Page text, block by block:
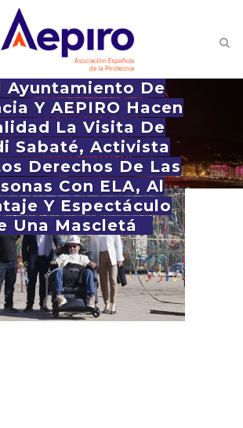
Ayuntamiento De
Y AEPIRO Hacen
La Visita De
Sabaté, Activista
Derechos De Las
Con ELA, Al
Y Espectáculo
Una Mascletá